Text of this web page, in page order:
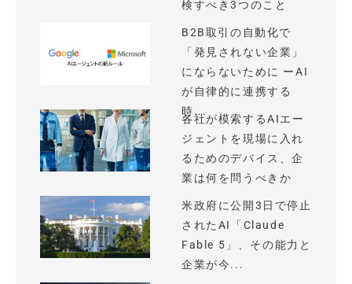
検すべき3つのこと
B2B取引の自動化で
「発見されない企業」
にならないために ーAI
が自律的に連携する
時...
各社が模索するAIエー
ジェントを現場に入れ
るためのデバイス、企
業は何を問うべきか
米政府に公開3日で停止
されたAI「Claude
Fable 5」、その能力と
企業が今...